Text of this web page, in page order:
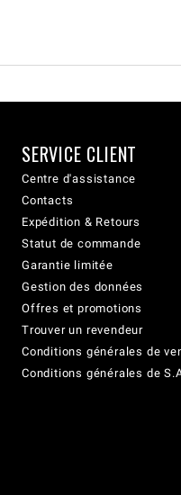
SERVICE CLIENT
Centre d'assistance
Contacts
Expédition & Retours
Statut de commande
Garantie limitée
Gestion des données
Offres et promotions
Trouver un revendeur
Conditions générales de
Conditions générales de